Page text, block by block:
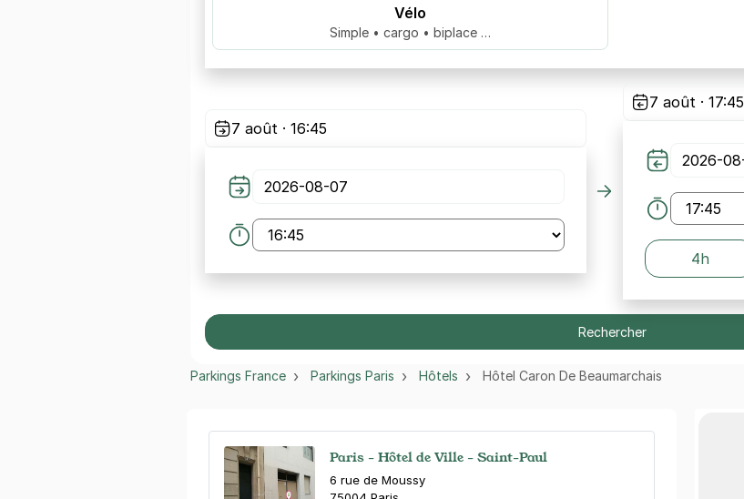
Vélo
Simple • cargo • biplace …
7 août · 16:45
7 août · 17:45
4h
Rechercher
Parkings France Parkings Paris Hôtels Hôtel Caron De Beaumarchais
Paris - Hôtel de Ville - Saint-Paul
6 rue de Moussy